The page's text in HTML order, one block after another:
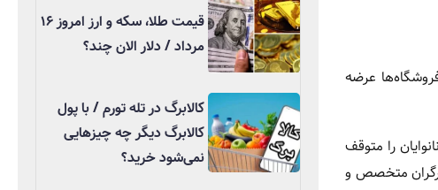
عرضه
را متوقف
متخصص و
قیمت طلا، سکه و ارز امروز ۱۶
مرداد / دلار الان چند؟
کالابرگ در تله تورم / با پول
کالابرگ دیگر چه چیزهایی
نمی‌شود خرید؟